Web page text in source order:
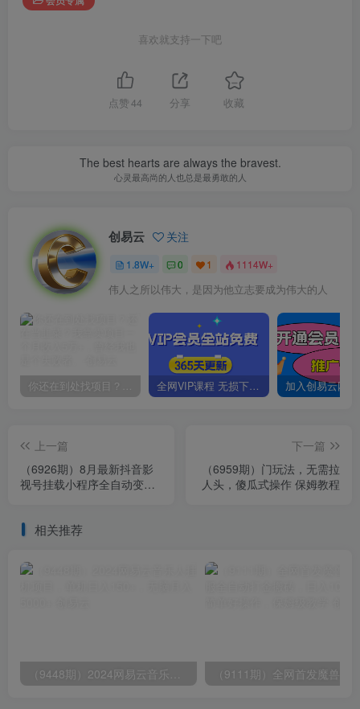
喜欢就支持一下吧
点赞 44 分享 收藏
The best hearts are always the bravest.
心灵最高尚的人也总是最勇敢的人
创易云 关注
1.8W+ 0 1 1114W+
伟人之所以伟大，是因为他立志要成为伟大的人
你还在到处找项目？还在当韭菜？我靠卖项目一个月收入5万+，曾经我也是个失败者。 全网VIP课程 无损下载~
上一篇
（6926期）8月最新抖音影
视号挂载小程序全自动变
下一篇
（6959期）门玩法，无需拉
人头，傻瓜式操作 保姆教程
相关推荐